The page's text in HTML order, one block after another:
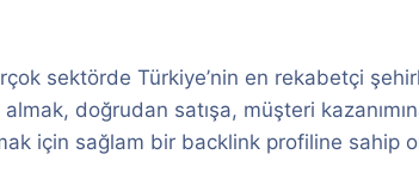
sektörde Türkiye’nin en rekabetçi
almak, doğrudan satışa, müşteri
için sağlam bir backlink profiline sahip